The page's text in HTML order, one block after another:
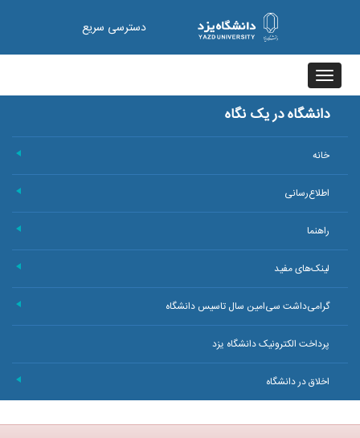
دسترسی سریع
Toggle
navigation
دانشگاه در یک نگاه
خانه
اطلاع‌رسانی
راهنما
لینک‌های مفید
گرامی‌داشت سی‌امین سال تاسیس دانشگاه
پرداخت الکترونیک دانشگاه یزد
اخلاق در دانشگاه